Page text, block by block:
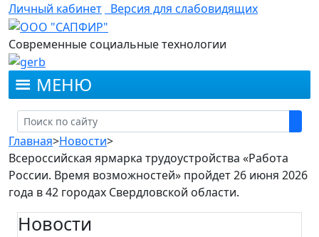
Личный кабинет Версия для слабовидящих
Современные социальные технологии
МЕНЮ
Главная>Новости>
Всероссийская ярмарка трудоустройства «Работа
России. Время возможностей» пройдет 26 июня 2026
года в 42 городах Свердловской области.
Новости